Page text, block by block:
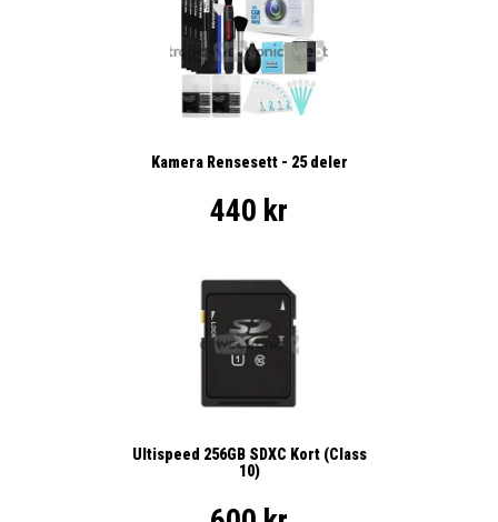
Kamera Rensesett - 25 deler
440 kr
Ultispeed 256GB SDXC Kort (Class
10)